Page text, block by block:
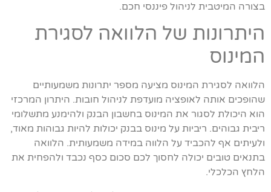
בצורה המיטבית לניהול פיננסי חכם.
היתרונות של הלוואה לסגירת
המינוס
הלוואה לסגירת המינוס מציעה מספר יתרונות משמעותיים
שהופכים אותה לאופציה מועדפת לניהול חובות. היתרון המרכזי
הוא היכולת לסגור את המינוס בחשבון הבנק ולהימנע מתשלומי
ריבית גבוהים. ריביות על מינוס בבנק יכולות להיות גבוהות מאוד,
ולעיתים אף להכביד על הלווה במידה משמעותית. הלוואה
בתנאים טובים יכולה לחסוך לכם סכום כסף נכבד ולהפחית את
הלחץ הכלכלי.